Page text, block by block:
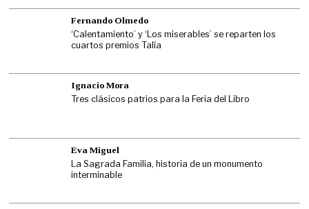
Fernando Olmedo
‘Calentamiento’ y ‘Los miserables’ se reparten los
cuartos premios Talía
Ignacio Mora
Tres clásicos patrios para la Feria del Libro
Eva Miguel
La Sagrada Familia, historia de un monumento
interminable